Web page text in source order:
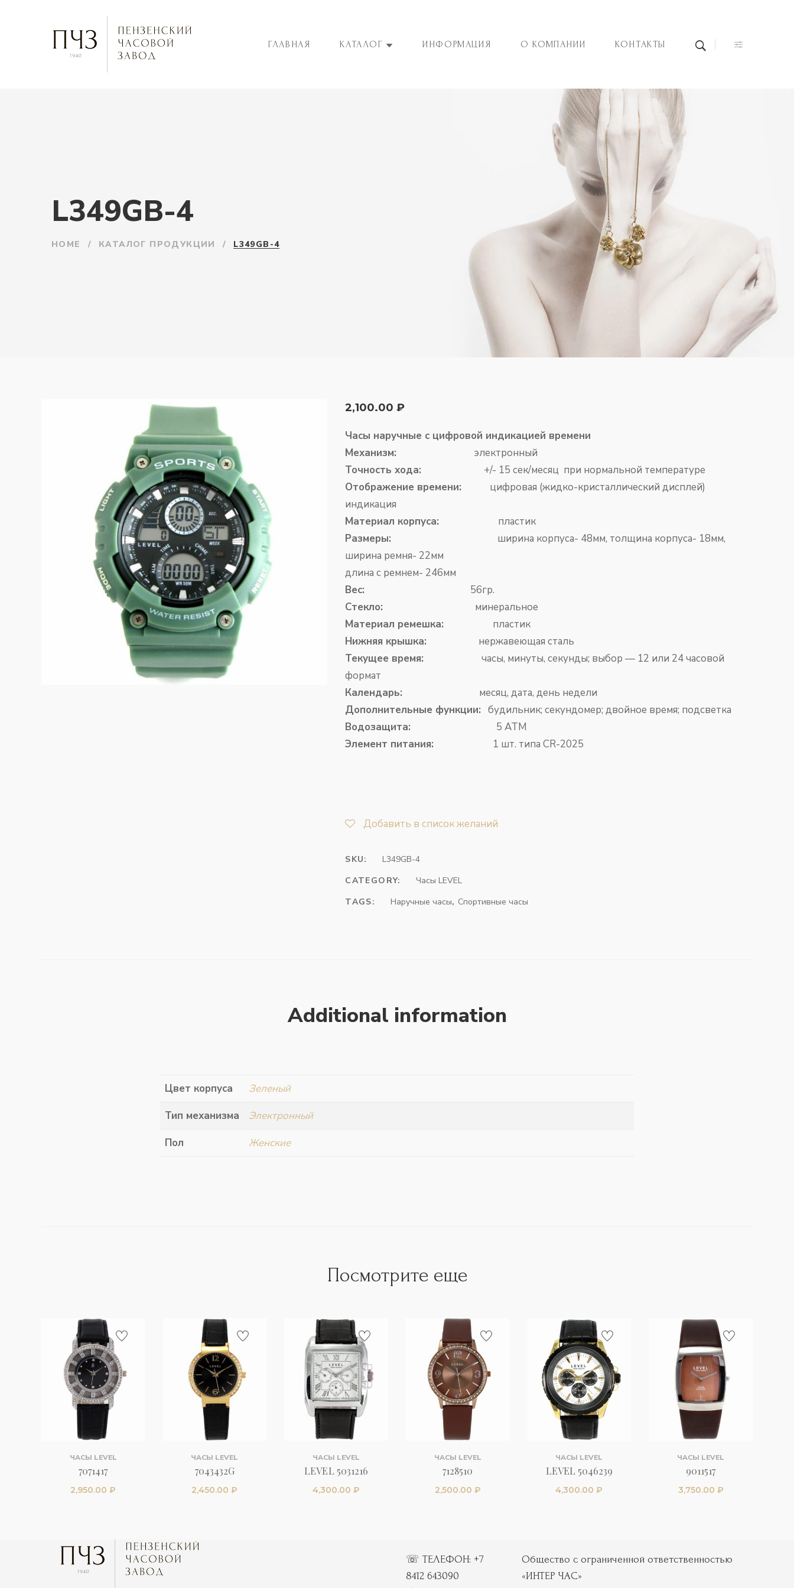
ГЛАВНАЯ КАТАЛОГ ИНФОРМАЦИЯ О КОМПАНИИ КОНТАКТЫ
L349GB-4
HOME / КАТАЛОГ ПРОДУКЦИИ / L349GB-4
2,100.00₽
Часы наручные с цифровой индикацией времени
Механизм: электронный
Точность хода:
+/- 15 сек/месяц при нормальной температуре
Отображение времени: цифровая (жидко-кристаллический дисплей)
индикация
Материал корпуса: пластик
Размеры: ширина корпуса- 48мм, толщина корпуса- 18мм,
ширина ремня- 22мм
длина с ремнем- 246мм
Вес:
56гр.
Стекло: минеральное
Материал ремешка:
пластик
Нижняя крышка: нержавеющая сталь
Текущее время:
часы, минуты, секунды; выбор — 12 или 24 часовой
формат
Календарь:
месяц, дата, день недели
Дополнительные функции: будильник; секундомер; двойное время; подсветка
Водозащита: 5 АТМ
Элемент питания: 1 шт. типа CR-2025
Добавить в список желаний
SKU:
L349GB-4
CATEGORY:
Часы LEVEL
TAGS:
Наручные часы, Спортивные часы
Additional information
Цвет корпуса
Зеленый
Тип механизма
Электронный
Пол
Женские
Посмотрите еще
ЧАСЫ LEVEL
7071417
2,950.00₽
ЧАСЫ LEVEL
7043432G
2,450.00₽
ЧАСЫ LEVEL
LEVEL 5031216
4,300.00₽
ЧАСЫ LEVEL
7128510
2,500.00 ₽
ЧАСЫ LEVEL
LEVEL 5046239
4,300.00₽
ЧАСЫ LEVEL
9011517
3,750.00 ₽
☏ ТЕЛЕФОН: +7
8412 643090
Общество с ограниченной ответственностью
«ИНТЕР ЧАС»